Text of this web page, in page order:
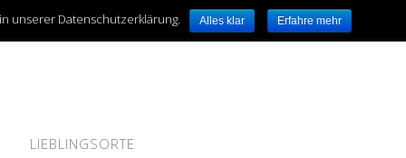
LIEBLINGSORTE
unserer Datenschutzerklärung. Alles klar Erfahre mehr